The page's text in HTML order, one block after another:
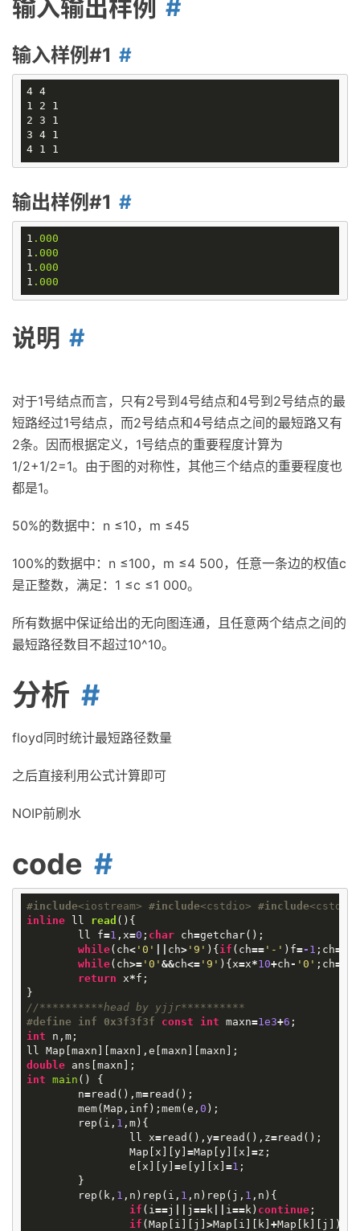
输入输出样例
输入样例#1
4 4
1 2 1
2 3 1
3 4 1
输出样例#1
1 .000
1 .000
1 .000
1 .000
说明
对于1号结点而言，只有2号到4号结点和4号到2号结点的最
短路经过1号结点，而2号结点和4号结点之间的最短路又有
2条。因而根据定义，1号结点的重要程度计算为
1/2+1/2=1。由于图的对称性，其他三个结点的重要程度也
都是1。
50%的数据中：n ≤10，m ≤45
100%的数据中：n ≤100，m ≤4 500，任意一条边的权值c
是正整数，满足：1 ≤c ≤1 000。
所有数据中保证给出的无向图连通，且任意两个结点之间的
最短路径数目不超过10^10。
分析
floyd同时统计最短路径数量
之后直接利用公式计算即可
NOIP前刷水
code
#include<iostream> #include<cstdio> #include
inline
ll read () {
ll
f=1 , x=0 ; char ch=getchar();
while( ch<'0' ch>'9' ){if ( ch=='-' ) f=- 1 ; ch=
while( ch>='0' &&ch<='9' ){x=x*10+ch - '0' ; ch=
return
x*f ;
}
//**********head by yjjr**********
#define inf 0x3f3f3f const int maxn=1e3+6 ;
int
n , m;
ll
Map [maxn ][maxn ], e [maxn ][maxn ];
double
ans [maxn ];
int main ()
{
n=read (), m=read ();
mem(Map , inf ); mem(e , 0 );
rep ( i , 1 , m){
ll
x=read (), y=read (), z=read ();
Map [ x ][y] =Map [y][ x ] =z ;
e [ x ][y] =e [y][ x ] =1 ;
}
rep ( k , 1 , n ) rep ( i , 1 , n ) rep ( j , 1 , n ){
if ( i ==j j ==k i ==k ) continue;
if (Map [ i ][ j ] >Map [ i ][ k ] +Map [ k ][ j ]){